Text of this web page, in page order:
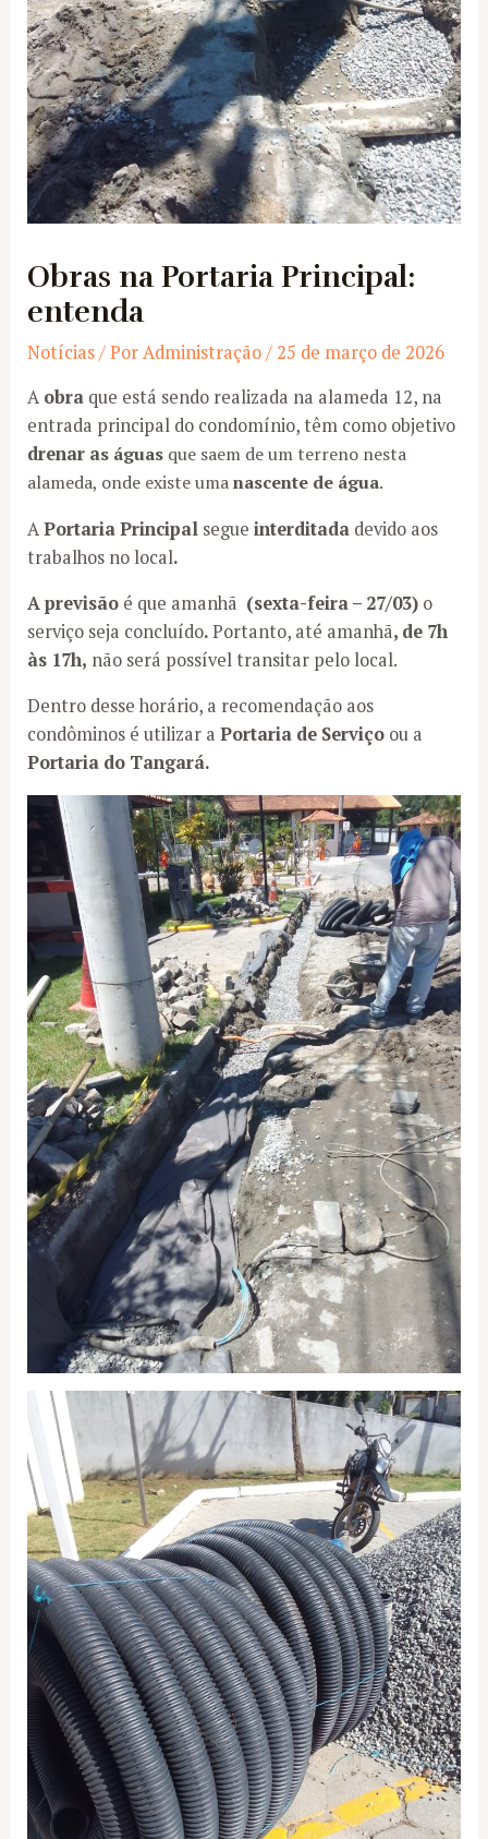
Obras na Portaria Principal:
entenda
Notícias/ PorAdministração/ 25 de março de 2026
A obra que está sendo realizada na alameda 12, na
entrada principal do condomínio, têm como objetivo
drenar as águas que saem de um terreno nesta
alameda, onde existe umanascente de água.
APortaria Principal segueinterditada devido aos
trabalhos no local.
A previsão é que amanhã (sexta-feira – 27/03) o
serviço seja concluído.Portanto, até amanhã, de 7h
às 17h, não será possível transitar pelo local.
Dentro desse horário, a recomendação aos
condôminos é utilizar aPortaria de Serviço ou a
Portaria do Tangará.